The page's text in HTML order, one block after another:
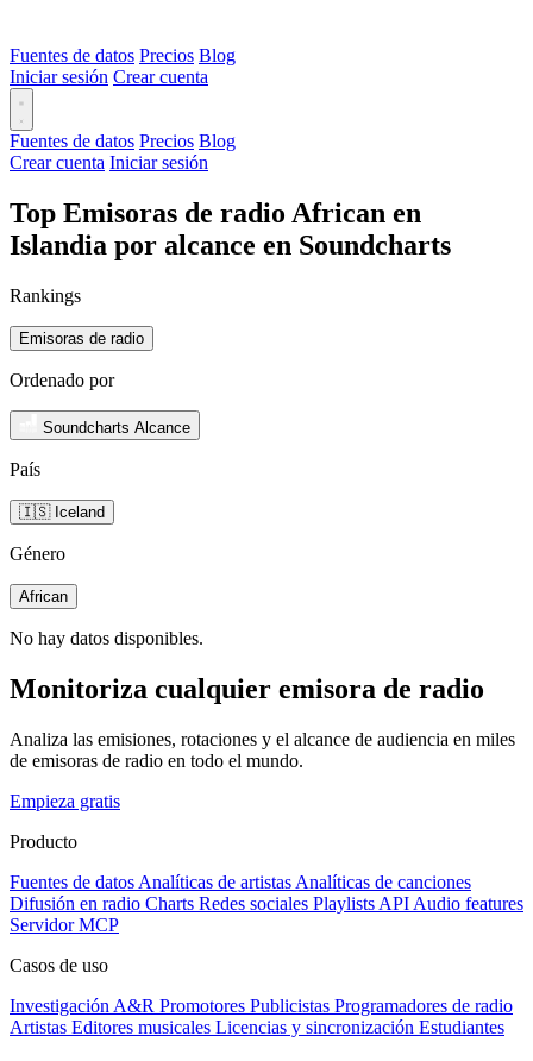
Fuentes de datos Precios Blog
Iniciar sesión Crear cuenta
Fuentes de datos Precios Blog
Crear cuenta Iniciar sesión
Top Emisoras de radio African en
Islandia por alcance en Soundcharts
Rankings
Emisoras de radio
Ordenado por
Soundcharts Alcance
País
🇮🇸 Iceland
Género
African
No hay datos disponibles.
Monitoriza cualquier emisora de radio
Analiza las emisiones, rotaciones y el alcance de audiencia en miles
de emisoras de radio en todo el mundo.
Empieza gratis
Producto
Fuentes de datos Analíticas de artistas Analíticas de canciones
Difusión en radio Charts Redes sociales Playlists API Audio features
Servidor MCP
Casos de uso
Investigación A&R Promotores Publicistas Programadores de radio
Artistas Editores musicales Licencias y sincronización Estudiantes